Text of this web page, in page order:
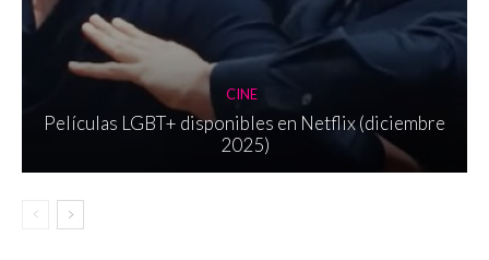
CINE
Películas LGBT+ disponibles en Netflix (diciembre
2025)